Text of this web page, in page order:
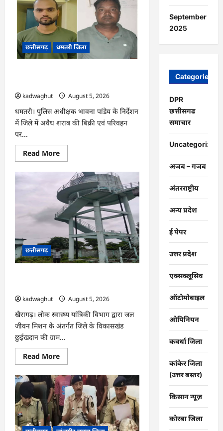
प्रदेश
में
गौधामों
होगी
स्थापना
…
छत्तीसगढ़ धमतरी जिला
kadwaghut
August 5, 2026
धमतरी। पुलिस अधीक्षक भावना पांडेय के निर्देशन
में जिले में अवैध शराब की बिक्री एवं परिवहन
पर...
Read MoreRead
more
CG
अवैध
शराब
के
कारोबार
पर
धमतरी
पुलिस
का
प्रहार,
दो
कोचिए
गिरफ्तार
छत्तीसगढ़
kadwaghut
August 5, 2026
खैरागढ़। लोक स्वास्थ्य यांत्रिकी विभाग द्वारा जल
जीवन मिशन के अंतर्गत जिले के विकासखंड
छुईखदान की ग्राम...
Read MoreRead
more
CG
:
जल
जीवन
मिशन
से
बदली
बिड़ौरी
September
2025
Categories
DPR
छत्तीसगढ
समाचार
Uncategorized
अजब – गजब
अंतरराष्ट्रीय
अन्य प्रदेश
ई पेपर
उत्तर प्रदेश
एक्सक्लूसिव
ऑटोमोबाइल
ओपिनियन
कवर्धा जिला
कांकेर जिला
(उत्तर बस्तर)
किसान न्यूज़
कोरबा जिला